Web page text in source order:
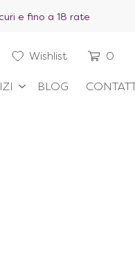
e fino a 18 rate
BLOG
Wishlist 0